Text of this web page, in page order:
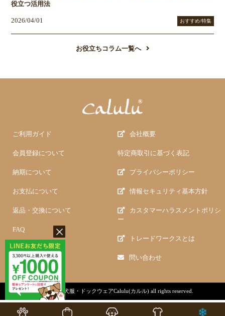
役立つ活用法
2026/04/01 おすすめ/特集
お役立ちコラム一覧へ
ご利用ガイド
会員登録について
納期について
お支払について
返品・交換について
FAQ
会社概要
特定商取引に基づく表記
プライバシーポリシー
情報セキュリティ基本方針
カスタマーハラスメントポリシ
ー
トレードワークスとは
問い合わせ
copyright (c)犬服・ドックウェアCalulu(カルル) all rights reserved.